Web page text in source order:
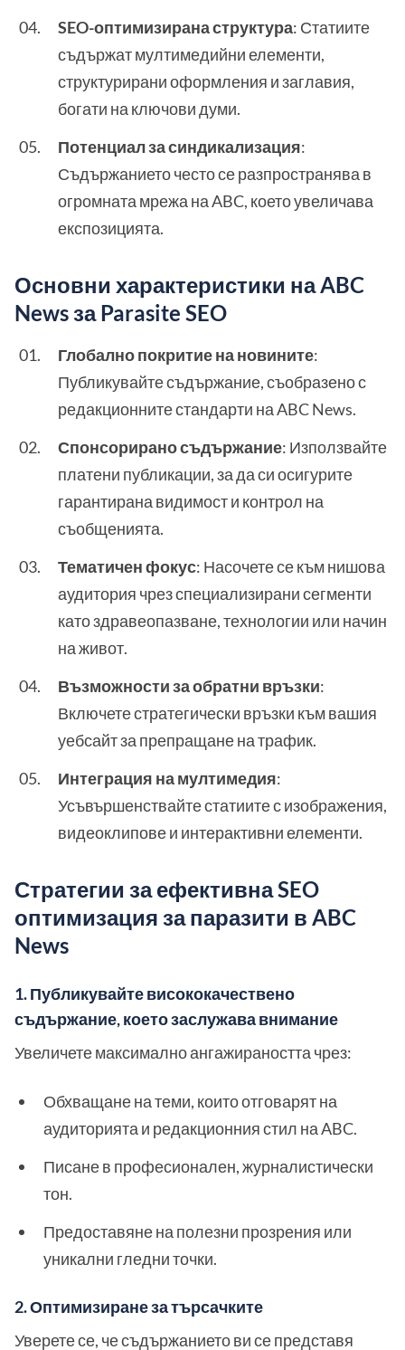
SEO-оптимизирана структура: Статиите
съдържат мултимедийни елементи,
структурирани оформления и заглавия,
богати на ключови думи.
Потенциал за синдикализация:
Съдържанието често се разпространява в
огромната мрежа на ABC, което увеличава
експозицията.
Основни характеристики на ABC
News за Parasite SEO
Глобално покритие на новините:
Публикувайте съдържание, съобразено с
редакционните стандарти на ABC News.
Спонсорирано съдържание: Използвайте
платени публикации, за да си осигурите
гарантирана видимост и контрол на
съобщенията.
Тематичен фокус: Насочете се към нишова
аудитория чрез специализирани сегменти
като здравеопазване, технологии или начин
на живот.
Възможности за обратни връзки:
Включете стратегически връзки към вашия
уебсайт за препращане на трафик.
Интеграция на мултимедия:
Усъвършенствайте статиите с изображения,
видеоклипове и интерактивни елементи.
Стратегии за ефективна SEO
оптимизация за паразити в ABC
News
1. Публикувайте висококачествено
съдържание, което заслужава внимание
Увеличете максимално ангажираността чрез:
Обхващане на теми, които отговарят на
аудиторията и редакционния стил на ABC.
Писане в професионален, журналистически
тон.
Предоставяне на полезни прозрения или
уникални гледни точки.
2. Оптимизиране за търсачките
Уверете се, че съдържанието ви се представя